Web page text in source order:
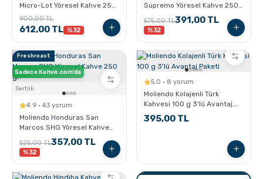
Micro-Lot Yöresel Kahve 250
gr.
900,00 TL
612,00 TL %32
Supremo Yöresel Kahve 250
575,00 TL391,00 TL
%32
Freshroast
Sertlik:
Sadece Kahve.com'da
4.9 · 43 yorum
Moliendo Honduras San
Marcos SHG Yöresel Kahve
525,00 TL357,00 TL
%32
5.0 · 8 yorum
Moliendo Kolajenli Türk
Kahvesi 100 g 3'lü Avantaj
Paketi
395,00 TL